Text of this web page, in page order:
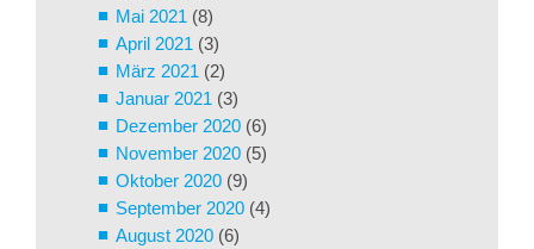
Mai 2021 (8)
April 2021 (3)
März 2021 (2)
Januar 2021 (3)
Dezember 2020 (6)
November 2020 (5)
Oktober 2020 (9)
September 2020 (4)
August 2020 (6)